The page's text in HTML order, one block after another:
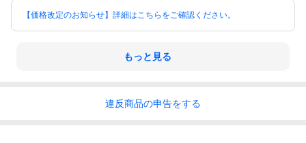
・汚れた部分を内側にして丸め、不衛生にならないように処理し
てください。
・使用後の紙おむつの廃棄方法は、お住まいの地域のルールに従
※1回の排尿量を150mlとして
【価格改定のお知らせ】詳細はこちらをご確認ください。
もっと見る
違反商品の申告をする